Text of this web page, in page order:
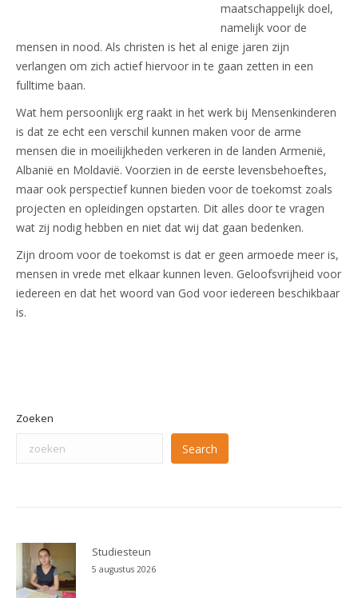
maatschappelijk doel,
namelijk voor de
mensen in nood. Als christen is het al enige jaren zijn
verlangen om zich actief hiervoor in te gaan zetten in een
fulltime baan.
Wat hem persoonlijk erg raakt in het werk bij Mensenkinderen
is dat ze echt een verschil kunnen maken voor de arme
mensen die in moeilijkheden verkeren in de landen Armenië,
Albanië en Moldavië. Voorzien in de eerste levensbehoeftes,
maar ook perspectief kunnen bieden voor de toekomst zoals
projecten en opleidingen opstarten. Dit alles door te vragen
wat zij nodig hebben en niet dat wij dat gaan bedenken.
Zijn droom voor de toekomst is dat er geen armoede meer is,
mensen in vrede met elkaar kunnen leven. Geloofsvrijheid voor
iedereen en dat het woord van God voor iedereen beschikbaar
is.
Zoeken
Search
Studiesteun
5 augustus 2026